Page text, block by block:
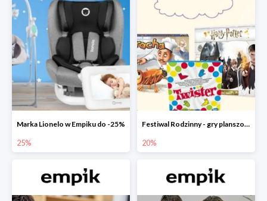
Marka Lionelo w Empiku do -25%
25%
Festiwal Rodzinny - gry planszowe w Empiku do -20%
20%